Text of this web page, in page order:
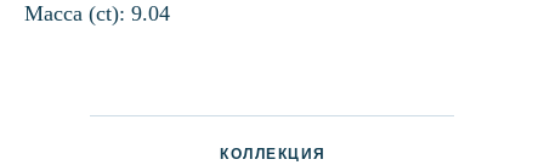
Масса (ct): 9.04
КОЛЛЕКЦИЯ